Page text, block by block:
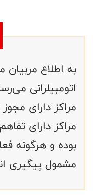
به اطلاع
اتومبیلرانی
مراکز دارای
مراکز دارای
بوده و هرگونه
مشمول پیگیری